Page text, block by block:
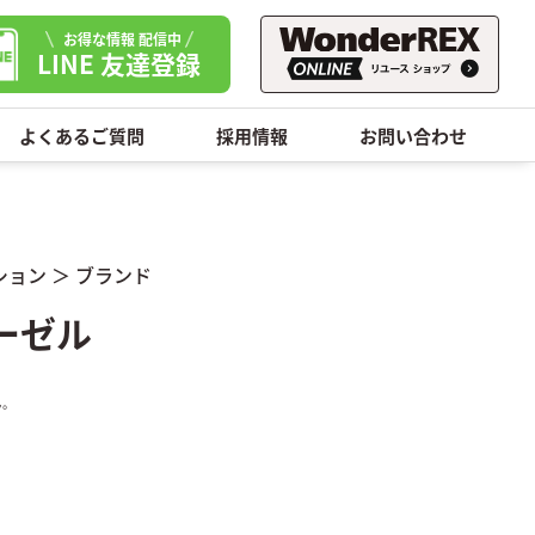
お得な情報 配信中
LINE 友達登録
よくあるご質問 採用情報 お問い合わせ
ョン ＞ ブランド
ゼル